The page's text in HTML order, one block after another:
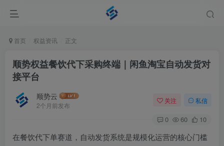
首页 权益资讯 正文
顺势权益餐饮代下采购终端｜闲鱼淘宝自动发货对
接平台
顺势云
2个月前发布
关注 私信
0 60 10
在餐饮代下单赛道，自动发货系统是规模化运营的核心门槛